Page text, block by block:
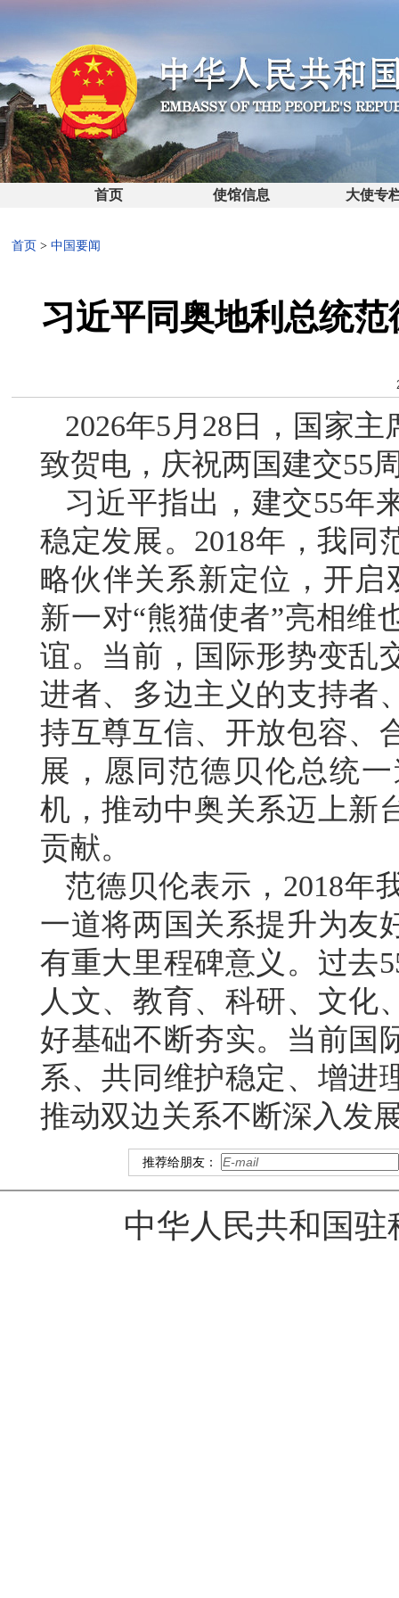
首页 使馆信息 大使专
首页 > 中国要闻
习近平同奥地利总统
2026年5月28日，国家
致贺电，庆祝两国建交55
习近平指出，建交55年
稳定发展。2018年，我同
略伙伴关系新定位，开
新一对“熊猫使者”亮相维
谊。当前，国际形势变乱
进者、多边主义的支持者
持互尊互信、开放包容、
展，愿同范德贝伦总统
机，推动中奥关系迈上新
贡献。
范德贝伦表示，2018年
一道将两国关系提升为友
有重大里程碑意义。过去
人文、教育、科研、文化
好基础不断夯实。当前国
系、共同维护稳定、增进
推动双边关系不断深入发
推荐给朋友：
中华人民共和国